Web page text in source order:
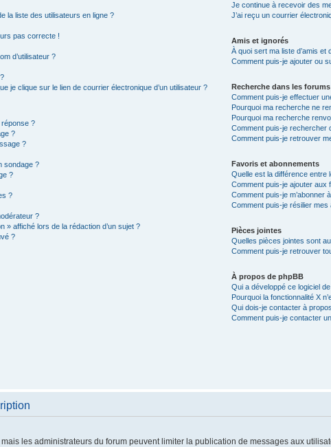
la liste des utilisateurs en ligne ?
pas correcte !
d’utilisateur ?
je clique sur le lien de courrier électronique d’un utilisateur ?
réponse ?
?
?
sondage ?
?
?
?
» affiché lors de la rédaction d’un sujet ?
?
Je continue à recevoir des
J’ai reçu un courrier
Amis et ignorés
À quoi sert ma liste d’amis et
Comment puis-je ajouter ou
Recherche dans les forums
Comment puis-je effectuer
Pourquoi ma recherche ne
Pourquoi ma recherche
Comment puis-je rechercher
Comment puis-je retrouver
Favoris et abonnements
Quelle est la différence entre
Comment puis-je ajouter aux
Comment puis-je m’abonner
Comment puis-je résilier mes
Pièces jointes
Quelles pièces jointes sont
Comment puis-je retrouver
À propos de phpBB
Qui a développé ce logiciel
Pourquoi la fonctionnalité X
Qui dois-je contacter à
Comment puis-je contacter
mais les administrateurs du forum peuvent limiter la publication de messages aux